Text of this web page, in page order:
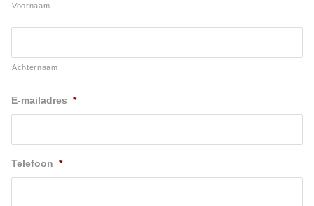
Voornaam
Achternaam
E-mailadres *
Telefoon *